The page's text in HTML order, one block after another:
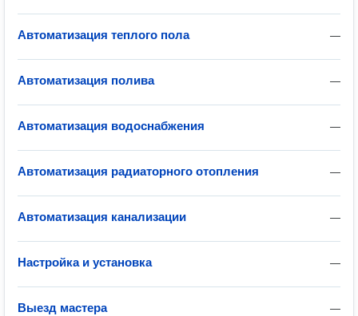
—
Автоматизация теплого пола
—
Автоматизация полива
—
Автоматизация водоснабжения
—
Автоматизация радиаторного отопления
—
Автоматизация канализации
—
Настройка и установка
—
Выезд мастера